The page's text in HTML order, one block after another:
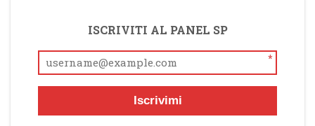
ISCRIVITI AL PANEL SP
*
Iscrivimi